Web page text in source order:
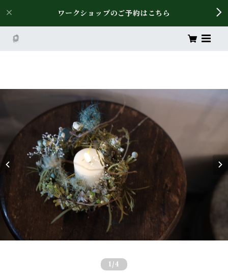
ワークショップのご予約はこちら
1 /4